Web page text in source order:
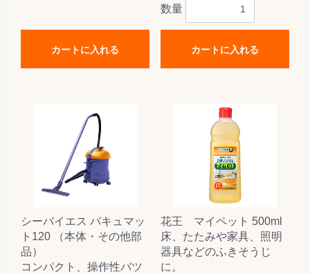
カートに入れる
数量
カートに入れる
シーバイエス バキュマッ
ト120 （本体・その他部
品）
コンパクト、操作性バツ
花王 マイペット 500ml
床、たたみや家具、照明
器具などのふきそうじ
に。